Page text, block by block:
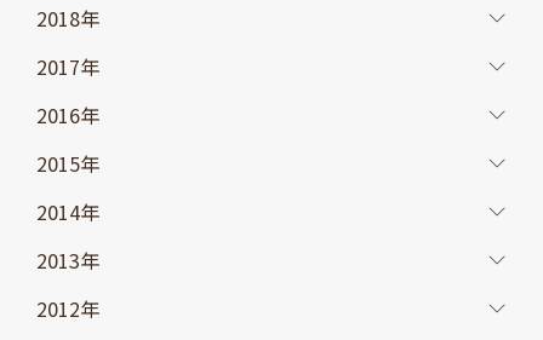
2018年
2017年
2016年
2015年
2014年
2013年
2012年